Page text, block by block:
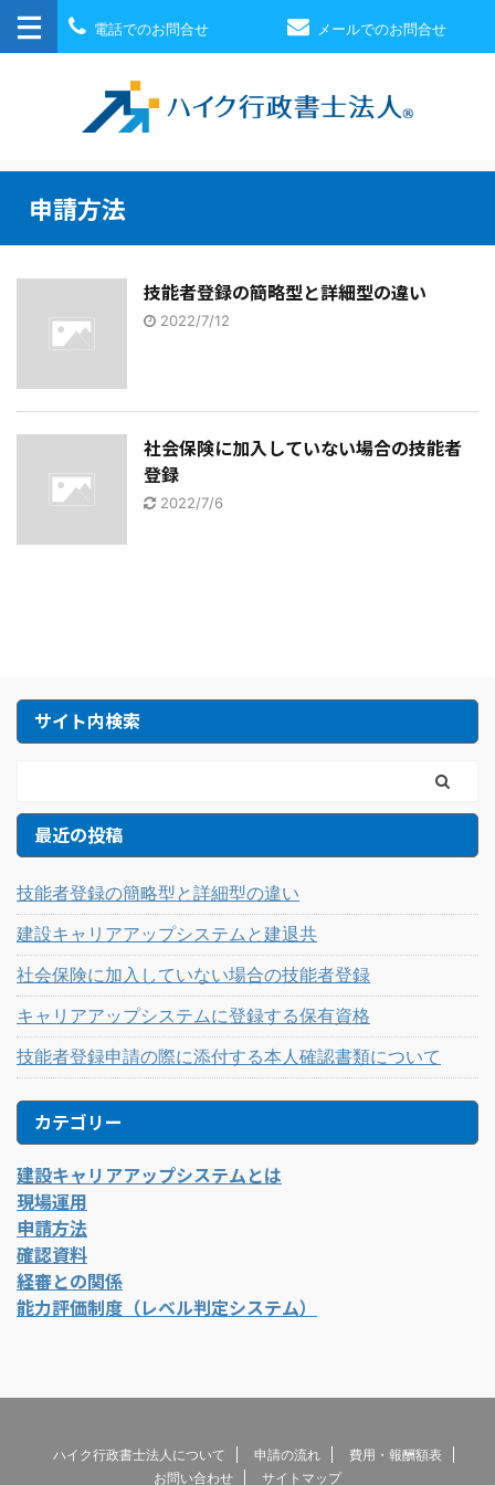
電話でのお問合せ メールでのお問合せ
申請方法
技能者登録の簡略型と詳細型の違い
2022/7/12
社会保険に加入していない場合の技能者
登録
2022/7/6
サイト内検索
最近の投稿
技能者登録の簡略型と詳細型の違い
建設キャリアアップシステムと建退共
社会保険に加入していない場合の技能者登録
キャリアアップシステムに登録する保有資格
技能者登録申請の際に添付する本人確認書類について
カテゴリー
建設キャリアアップシステムとは
現場運用
申請方法
確認資料
経審との関係
能力評価制度（レベル判定システム）
ハイク行政書士法人について 申請の流れ
費用・報酬額表
お問い合わせ
サイトマップ